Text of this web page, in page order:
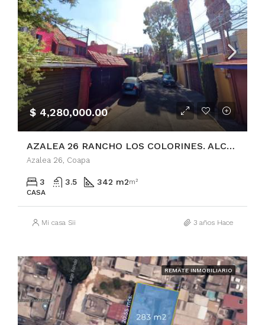
$ 4,280,000.00
AZALEA 26 RANCHO LOS COLORINES. ALCALDÍA TLALPAN
Azalea 26, Coapa
3 3.5 342 m2m²
CASA
Mi casa Sii 3 años Hace
REMATE INMOBILIARIO